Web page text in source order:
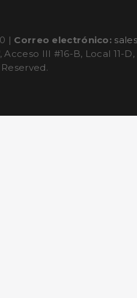
| Correo electrónico:
Acceso III #16-B, Local 11-